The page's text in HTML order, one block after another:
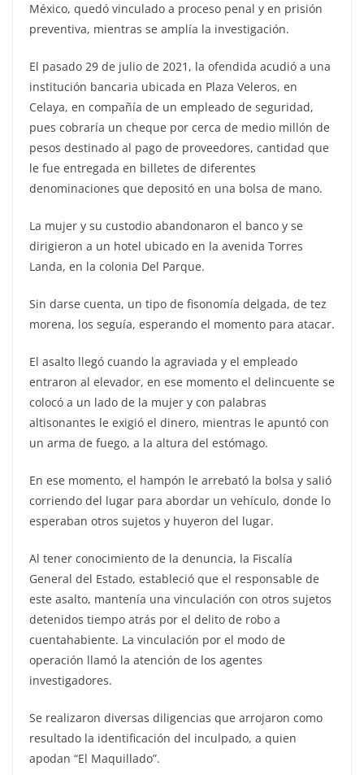
México, quedó vinculado a proceso penal y en prisión
preventiva, mientras se amplía la investigación.
El pasado 29 de julio de 2021, la ofendida acudió a una
institución bancaria ubicada en Plaza Veleros, en
Celaya, en compañía de un empleado de seguridad,
pues cobraría un cheque por cerca de medio millón de
pesos destinado al pago de proveedores, cantidad que
le fue entregada en billetes de diferentes
denominaciones que depositó en una bolsa de mano.
La mujer y su custodio abandonaron el banco y se
dirigieron a un hotel ubicado en la avenida Torres
Landa, en la colonia Del Parque.
Sin darse cuenta, un tipo de fisonomía delgada, de tez
morena, los seguía, esperando el momento para atacar.
El asalto llegó cuando la agraviada y el empleado
entraron al elevador, en ese momento el delincuente se
colocó a un lado de la mujer y con palabras
altisonantes le exigió el dinero, mientras le apuntó con
un arma de fuego, a la altura del estómago.
En ese momento, el hampón le arrebató la bolsa y salió
corriendo del lugar para abordar un vehículo, donde lo
esperaban otros sujetos y huyeron del lugar.
Al tener conocimiento de la denuncia, la Fiscalía
General del Estado, estableció que el responsable de
este asalto, mantenía una vinculación con otros sujetos
detenidos tiempo atrás por el delito de robo a
cuentahabiente. La vinculación por el modo de
operación llamó la atención de los agentes
investigadores.
Se realizaron diversas diligencias que arrojaron como
resultado la identificación del inculpado, a quien
apodan “El Maquillado”.